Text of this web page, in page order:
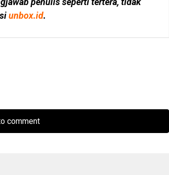
unbox.id.
comment